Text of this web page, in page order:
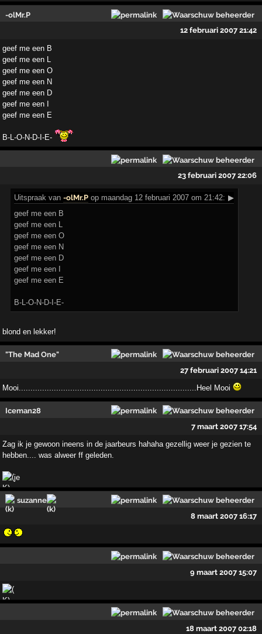
-olMr.P
12 februari 2007 21:42
geef me een B
geef me een L
geef me een O
geef me een N
geef me een D
geef me een I
geef me een E
B-L-O-N-D-I-E-
23 februari 2007 22:06
Uitspraak van-olMr.P op maandag 12 februari 2007 om 21:42: ▶
geef me een B
geef me een L
geef me een O
geef me een N
geef me een D
geef me een I
geef me een E
B-L-O-N-D-I-E-
blond en lekker!
"The Mad One"
27 februari 2007 14:21
Mooi..............................................­..............................Heel Mooi
Iceman28
7 maart 2007 17:54
Zag ik je gewoon ineens in de jaarbeurs hahaha gezellig weer je gezien te
hebben.... was alweer ff geleden.
je
suzanne
8 maart 2007 16:17
9 maart 2007 15:07
18 maart 2007 02:18